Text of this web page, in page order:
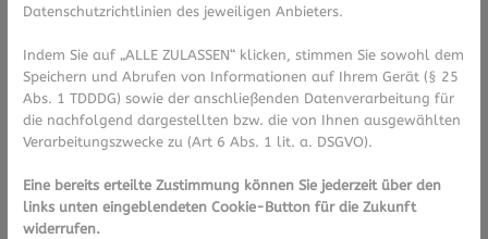
In unserem modern ausgerüsteten Labor stellt
unser Laborteam jeden Tag für Sie individuelle
Datenschutzrichtlinien des jeweiligen Anbieters.
Indem Sie auf „ALLE ZULASSEN“ klicken, stimmen Sie sowohl dem
Speichern und Abrufen von Informationen auf Ihrem Gerät (§ 25
Abs. 1 TDDDG) sowie der anschließenden Datenverarbeitung für
die nachfolgend dargestellten bzw. die von Ihnen ausgewählten
Verarbeitungszwecke zu (Art 6 Abs. 1 lit. a. DSGVO).
Eine bereits erteilte Zustimmung können Sie jederzeit über den
links unten eingeblendeten Cookie-Button für die Zukunft
widerrufen.